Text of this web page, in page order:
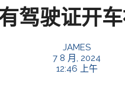
驾驶证开
JAMES
7 8 月, 2024
12:46 上午